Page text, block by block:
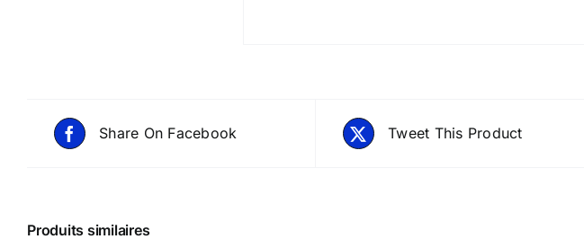
Share On Facebook Tweet This Product
Produits similaires